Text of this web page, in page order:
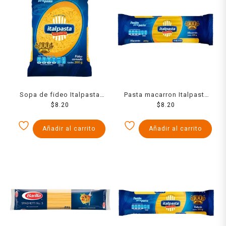
Sopa de fideo Italpasta
cortado 200 g
$ 8.20
Añadir al carrito
Pasta macarron Italpasta
200 g
$ 8.20
Añadir al carrito